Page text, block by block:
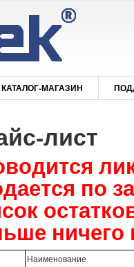
КАТАЛОГ-МАГАЗИН
лист
по
ничего
Наименование